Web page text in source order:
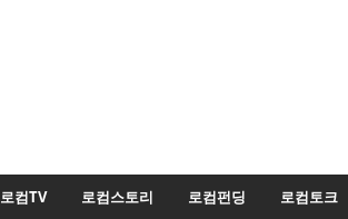
로컴TV 로컴스토리 로컴펀딩 로컴토크